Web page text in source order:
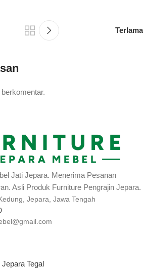
Terlama
Jati Jepara. Menerima Pesanan
Asli Produk Furniture Pengrajin Jepara.
Jepara, Jawa Tengah
Tegal